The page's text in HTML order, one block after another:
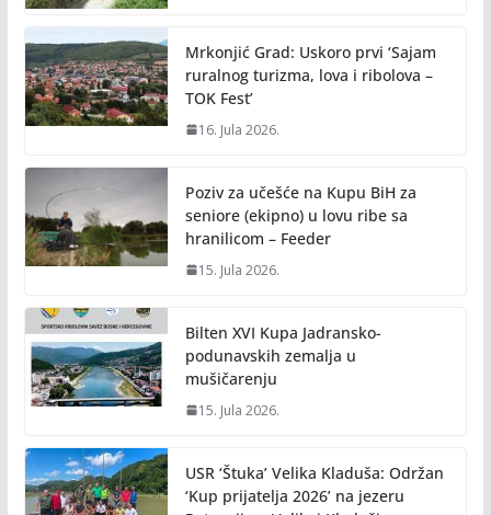
Mrkonjić Grad: Uskoro prvi ‘Sajam
ruralnog turizma, lova i ribolova –
TOK Fest’
16. Jula 2026.
Poziv za učešće na Kupu BiH za
seniore (ekipno) u lovu ribe sa
hranilicom – Feeder
15. Jula 2026.
Bilten XVI Kupa Jadransko-
podunavskih zemalja u
mušičarenju
15. Jula 2026.
USR ‘Štuka’ Velika Kladuša: Održan
‘Kup prijatelja 2026’ na jezeru